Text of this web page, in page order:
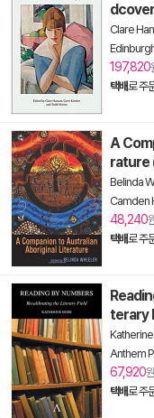
Clare
197,820
택배로 주
A
rature
Belinda
Camden
48,240
택배로 주
terary
Anthem
67,920
택배로 주